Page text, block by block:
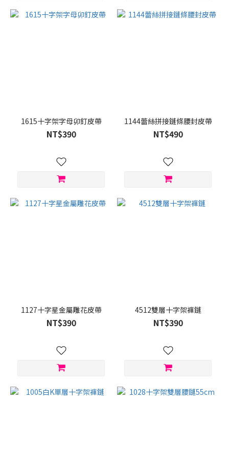
1615十字架字母卯釘皮帶
NT$390
1144蕾絲拼接鏈條腰封皮帶
NT$490
1127十字星金屬雕花皮帶
NT$390
4512雙層十字架褲鏈
NT$390